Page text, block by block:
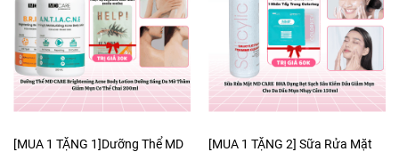
[MUA 1 TẶNG 1]Dưỡng Thể MD
[MUA 1 TẶNG 2] Sữa Rửa Mặt